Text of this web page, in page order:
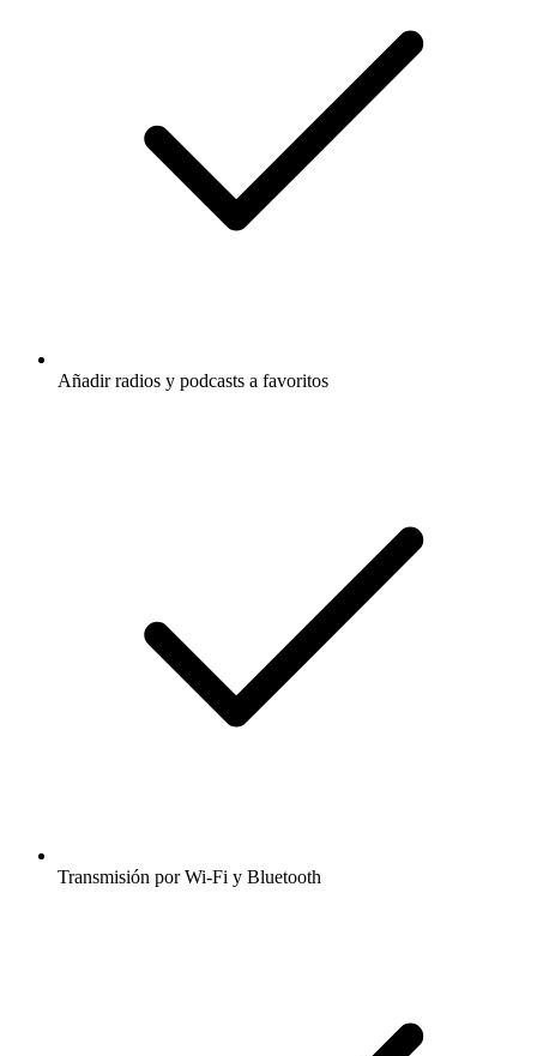
Añadir radios y podcasts a favoritos
Transmisión por Wi-Fi y Bluetooth